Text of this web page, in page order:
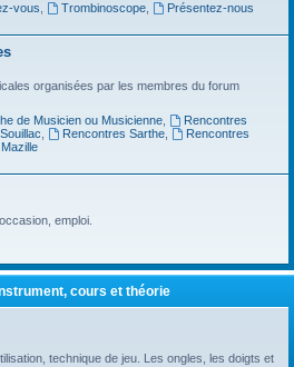
vous Trombinoscope,
Présentez-nous
organisées par les membres du forum
de Musicien ou Musicienne,
Rencontres
Rencontres Sarthe,
Rencontres
emploi.
cours et théorie
technique de jeu. Les ongles, les doigts et